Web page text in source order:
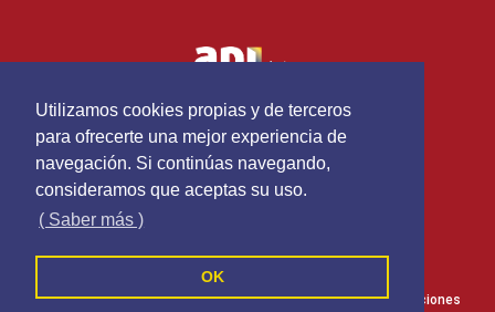
Utilizamos cookies propias y de terceros
para ofrecerte una mejor experiencia de
navegación. Si continúas navegando,
consideramos que aceptas su uso.
( Saber más )
OK
Inmofiore - Todos los derechos reservados
Política de cookies
Política de privacidad Terminos y Condiciones